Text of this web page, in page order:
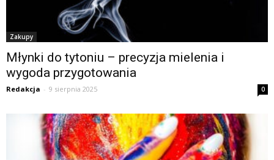
Zakupy
Młynki do tytoniu – precyzja mielenia i
wygoda przygotowania
Redakcja - 9 sierpnia 2025 0